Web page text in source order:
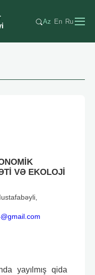
Az En Ru
VƏ EKOLOJİ
yayılmış qida